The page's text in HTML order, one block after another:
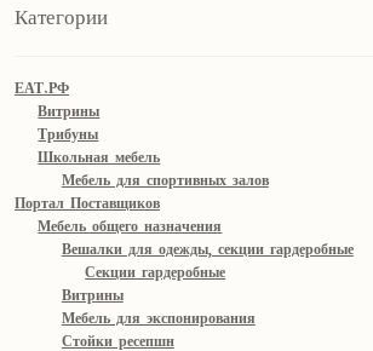
Категории
ЕАТ.РФ
Витрины
Трибуны
Школьная мебель
Мебель для спортивных залов
Портал Поставщиков
Мебель общего назначения
Вешалки для одежды, секции гардеробные
Секции гардеробные
Витрины
Мебель для экспонирования
Стойки ресепшн